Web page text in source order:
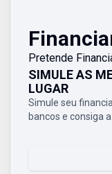
Pretende
SIMULE AS
LUGAR
Simule seu
bancos e consiga